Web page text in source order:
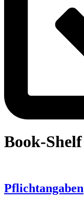
Book-Shelf
Pflichtangaben